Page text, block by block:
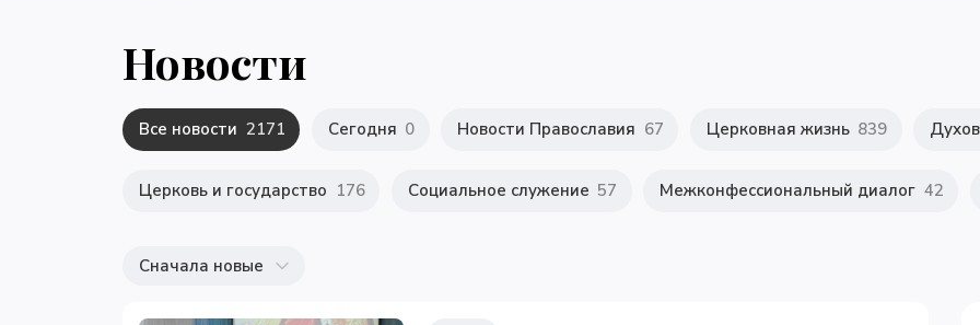
Новости
Все новости 2171 Сегодня 0 Новости Православия 67 Церковная жизнь 839
Церковь и государство 176 Социальное служение 57 Межконфессиональный диалог 42
Сначала новые